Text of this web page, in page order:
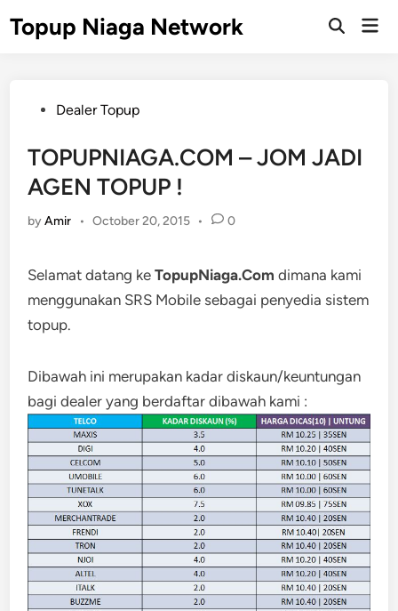
Topup Niaga Network
Open
PostedDealer Topup
TOPUPNIAGA.COM – JOM JADI
AGEN TOPUP !
byAmir • October 20, 2015 • 0
Selamat datang keTopupNiaga.Com dimana kami
menggunakan SRS Mobile sebagai penyedia sistem
topup.
Dibawah ini merupakan kadar diskaun/keuntungan
bagi dealer yang berdaftar dibawah kami :